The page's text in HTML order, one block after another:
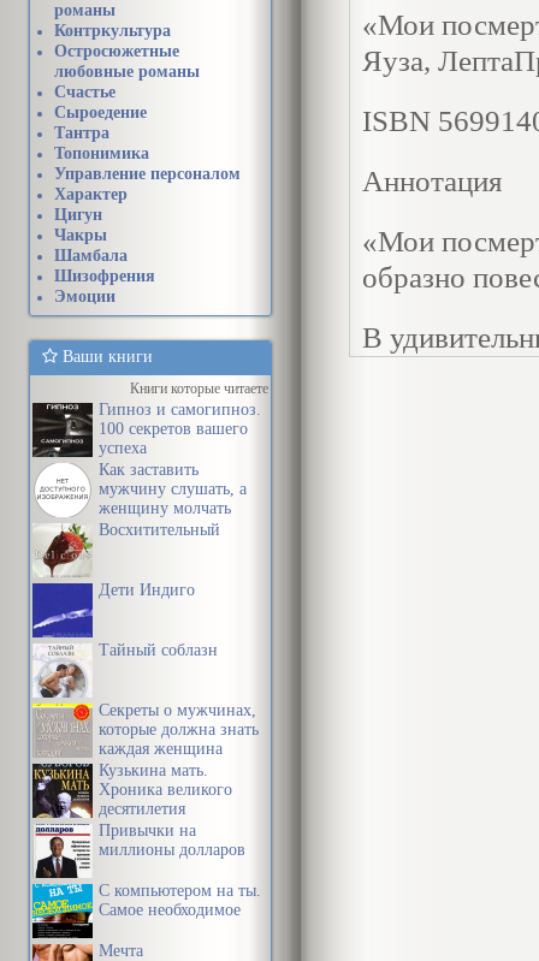
романы
Контркультура
Остросюжетные
любовные романы
Счастье
Сыроедение
Тантра
Топонимика
Управление персоналом
Характер
Цигун
Чакры
Шамбала
Шизофрения
Эмоции
Ваши книги
Книги которые читаете
Гипноз и самогипноз.
100 секретов вашего
успеха
Как заставить
мужчину слушать, а
женщину молчать
Восхитительный
Дети Индиго
Тайный соблазн
Секреты о мужчинах,
которые должна знать
каждая женщина
Кузькина мать.
Хроника великого
десятилетия
Привычки на
миллионы долларов
С компьютером на ты.
Самое необходимое
Мечта
«Мои
Яуза,
ISBN
Аннотация
«Мои
образно
В